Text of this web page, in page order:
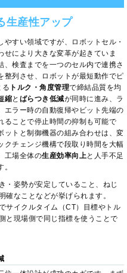
生産性アップ
すい領域ですが、ロボットセル・
せにより大きな変革が起きていま
検査までを一つのセル内で連携さ
整列させ、ロボットが最短動作でピ
る トルク・角度管理で締結品質を均
縮と ばらつき低減が同時に進み、ラ
エラー時の自動復帰やビット先端の
ることで停止時間の抑制も可能で
ットと制御機器の組み合わせは、変
クチェンジ機構で段取り時間を大幅
工場全体の生産効率向上と人手不足
・姿勢が安定していること、ねじ
確なことなどが挙げられます。
サイクルタイム（CT）目標やトル
と現場側で同じ指標を使うことで